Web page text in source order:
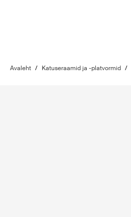
Avaleht / Katuseraamid ja -platvormid /